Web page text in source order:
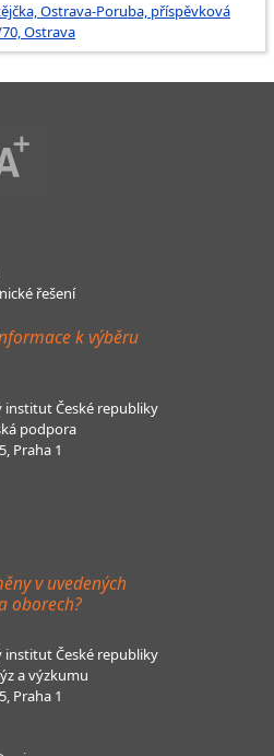
Ostrava-Poruba, příspěvková
Ostrava
řešení
k výběru
České republiky
podpora
Praha 1
v uvedených
oborech?
České republiky
a výzkumu
Praha 1